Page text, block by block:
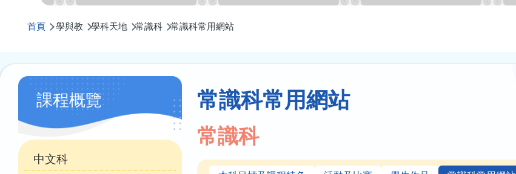
導
航
連
結
首頁 學與教 學科天地 常識科 常識科常用網站
常識科常用網站
常識科
學
科
天
地
課程概覽
中文科